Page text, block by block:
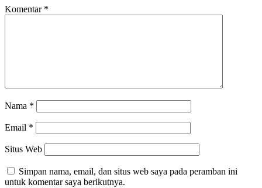
Komentar *
Nama *
Email *
Situs Web
Simpan nama, email, dan situs web saya pada peramban ini
untuk komentar saya berikutnya.